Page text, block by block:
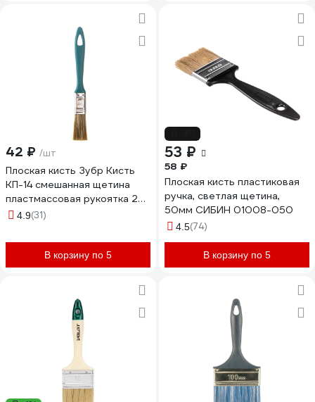
42 ₽ /шт
Плоская кисть Зубр Кисть
КП-14 смешанная щетина
пластмассовая рукоятка 20
мм 4-01014-020
4.9(31)
В корзину по 5
53 ₽
58 ₽
Плоская кисть пластиковая
ручка, светлая щетина,
50мм СИБИН 01008-050
4.5(74)
В корзину по 5